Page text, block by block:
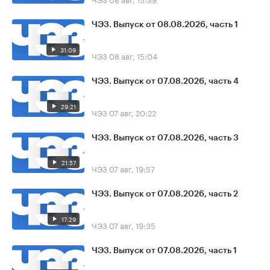
31:09
ЧЭЗ. Выпуск от 08.08.2026, часть 1
ЧЭЗ 08 авг, 15:04
29:21
ЧЭЗ. Выпуск от 07.08.2026, часть 4
ЧЭЗ 07 авг, 20:22
21:57
ЧЭЗ. Выпуск от 07.08.2026, часть 3
ЧЭЗ 07 авг, 19:57
17:29
ЧЭЗ. Выпуск от 07.08.2026, часть 2
ЧЭЗ 07 авг, 19:35
ЧЭЗ. Выпуск от 07.08.2026, часть 1